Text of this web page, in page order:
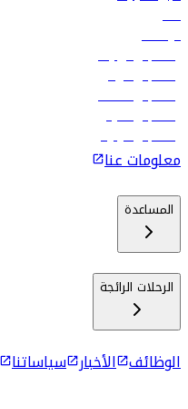
فنادق
الوظائف
رحلات إلى تبيليسي
رحلات إلى الرياض
رحلات إلى مسقط
رحلات إلى ماليه
رحلات إلى كولومبو
معلومات عنا
المساعدة
الرحلات الرائجة
الوظائف الأخبار سياساتنا